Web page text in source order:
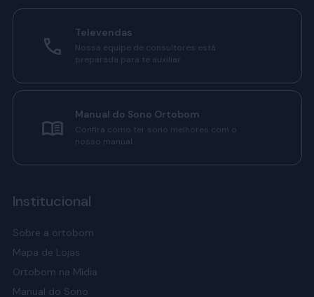
Televendas
Nossa equipe de consultores está
preparada para te auxiliar.
Manual do Sono Ortobom
Confira como ter sono melhores com o
nosso manual.
Institucional
Sobre a ortobom
Mapa de Lojas
Ortobom na Mídia
Manual do Sono